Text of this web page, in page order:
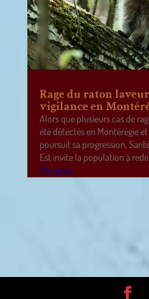
Rage du raton
vigilance en
Alors que plusieurs cas de
été détectés en Montérégie
poursuit sa progression,
Est invite la population à
lire plus